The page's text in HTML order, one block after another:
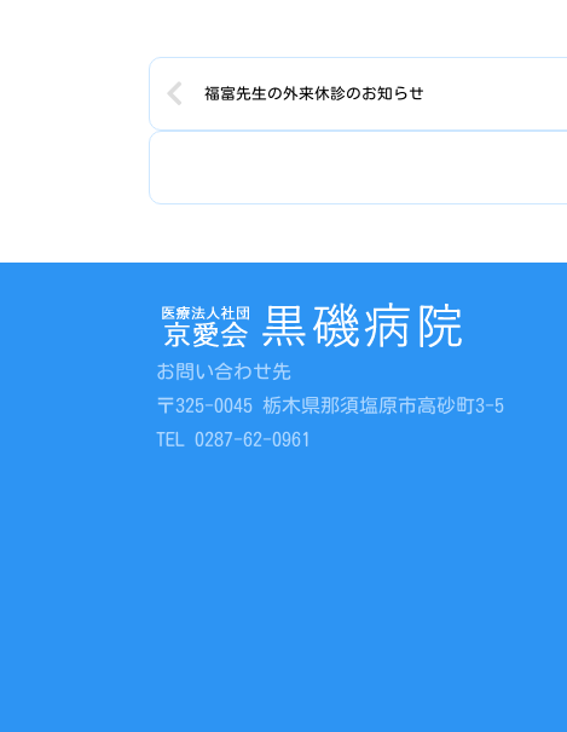
福富先生の外来休診のお知らせ
お問い合わせ先
〒325-0045 栃木県那須塩原市高砂町3-5
TEL 0287-62-0961